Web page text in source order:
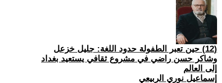
(12) حين تعبر الطفولة حدود اللغة: جليل خزعل
وشاكر حسن راضي في مشروع ثقافي يستعيد بغداد
إلى العالم
إسماعيل نوري الربيعي